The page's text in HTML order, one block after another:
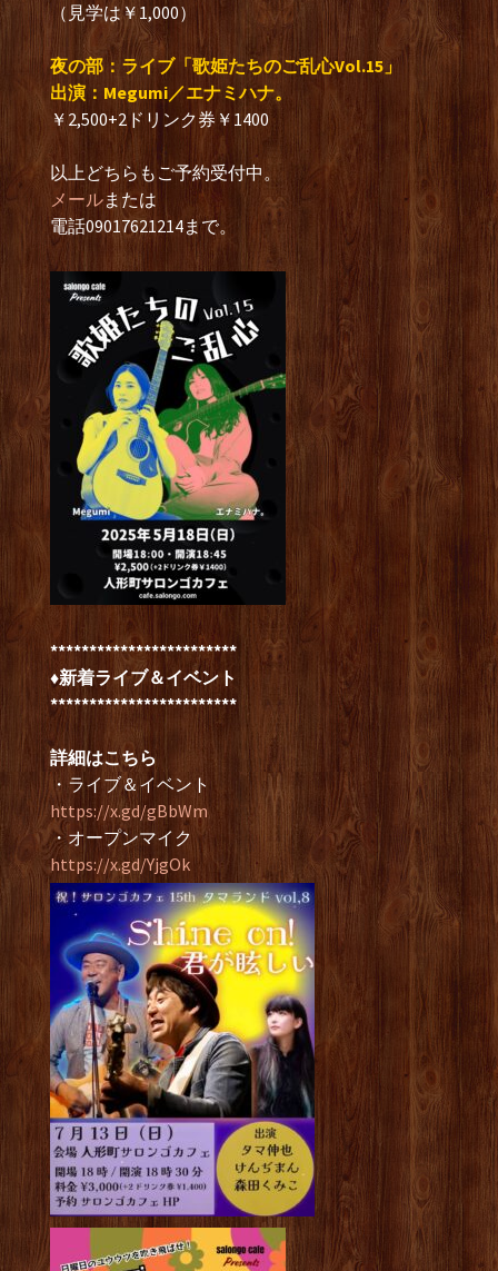
（見学は￥1,000）
夜の部：ライブ「歌姫たちのご乱心Vol.15」
出演：Megumi／エナミハナ。
￥2,500+2ドリンク券￥1400
以上どちらもご予約受付中。
メールまたは
電話09017621214まで。
************************
♦新着ライブ＆イベント
************************
詳細はこちら
・ライブ＆イベント
https://x.gd/gBbWm
・オープンマイク
https://x.gd/YjgOk